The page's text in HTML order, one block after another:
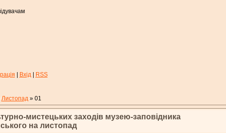
Вхід| RSS
Листопад » 01
мистецьких заходів музею-заповідника
на листопад